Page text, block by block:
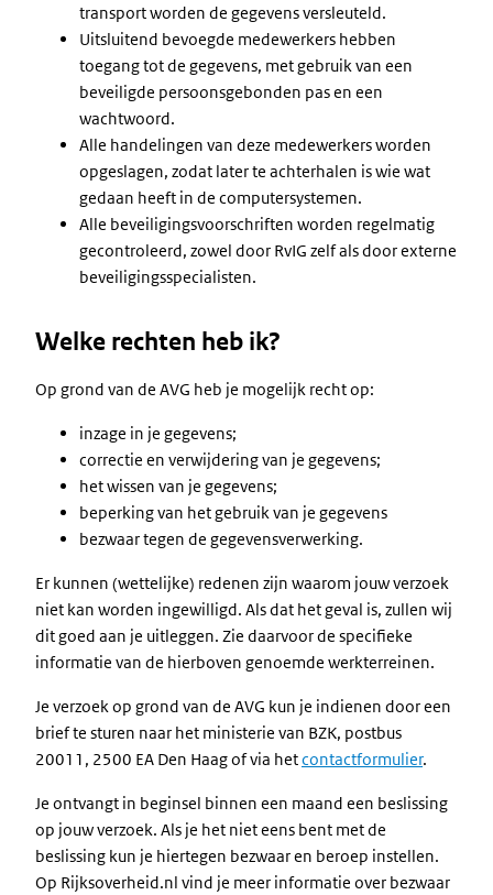
transport worden de gegevens versleuteld.
Uitsluitend bevoegde medewerkers hebben
toegang tot de gegevens, met gebruik van een
beveiligde persoonsgebonden pas en een
wachtwoord.
Alle handelingen van deze medewerkers worden
opgeslagen, zodat later te achterhalen is wie wat
gedaan heeft in de computersystemen.
Alle beveiligingsvoorschriften worden regelmatig
gecontroleerd, zowel door RvIG zelf als door externe
beveiligingsspecialisten.
Welke rechten heb ik?
Op grond van de AVG heb je mogelijk recht op:
inzage in je gegevens;
correctie en verwijdering van je gegevens;
het wissen van je gegevens;
beperking van het gebruik van je gegevens
bezwaar tegen de gegevensverwerking.
Er kunnen (wettelijke) redenen zijn waarom jouw verzoek
niet kan worden ingewilligd. Als dat het geval is, zullen wij
dit goed aan je uitleggen. Zie daarvoor de specifieke
informatie van de hierboven genoemde werkterreinen.
Je verzoek op grond van de AVG kun je indienen door een
brief te sturen naar het ministerie van BZK, postbus
20011, 2500 EA Den Haag of via hetcontactformulier.
Je ontvangt in beginsel binnen een maand een beslissing
op jouw verzoek. Als je het niet eens bent met de
beslissing kun je hiertegen bezwaar en beroep instellen.
Op Rijksoverheid.nl vind je meer informatie over bezwaar